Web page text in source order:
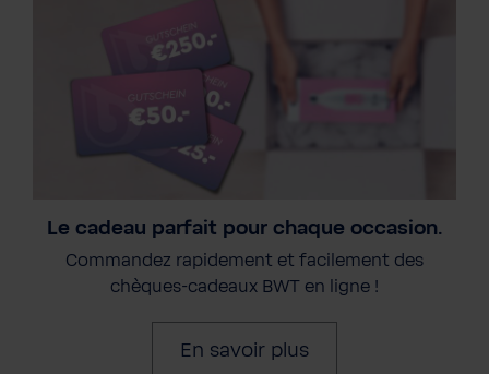
Le cadeau parfait pour chaque occasion.
Commandez rapidement et facilement des
chèques-cadeaux BWT en ligne !
En savoir plus